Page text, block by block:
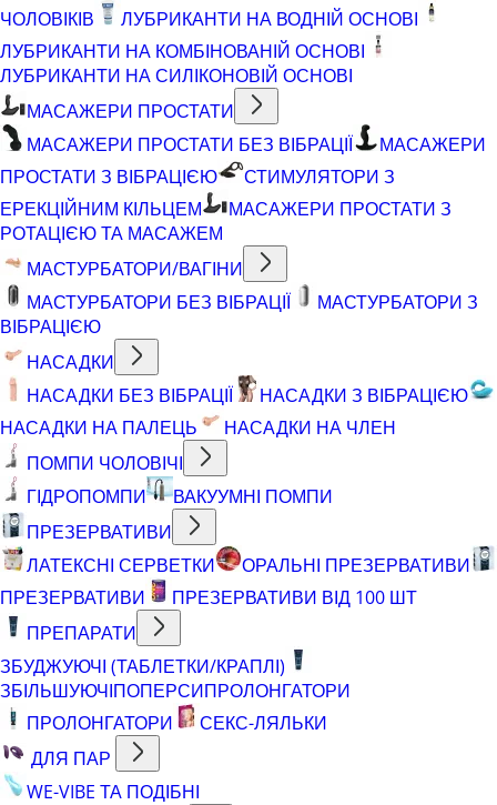
ЧОЛОВІКІВ
ЛУБРИКАНТИ НА ВОДНІЙ ОСНОВІ
ЛУБРИКАНТИ НА КОМБІНОВАНІЙ ОСНОВІ
ЛУБРИКАНТИ НА СИЛІКОНОВІЙ ОСНОВІ
МАСАЖЕРИ ПРОСТАТИ
МАСАЖЕРИ ПРОСТАТИ БЕЗ ВІБРАЦІЇ
МАСАЖЕРИ
ПРОСТАТИ З ВІБРАЦІЄЮ
СТИМУЛЯТОРИ З
ЕРЕКЦІЙНИМ КІЛЬЦЕМ
МАСАЖЕРИ ПРОСТАТИ З
РОТАЦІЄЮ ТА МАСАЖЕМ
МАСТУРБАТОРИ/ВАГІНИ
МАСТУРБАТОРИ БЕЗ ВІБРАЦІЇ
МАСТУРБАТОРИ З
ВІБРАЦІЄЮ
НАСАДКИ
НАСАДКИ БЕЗ ВІБРАЦІЇ
НАСАДКИ З ВІБРАЦІЄЮ
НАСАДКИ НА ПАЛЕЦЬ
НАСАДКИ НА ЧЛЕН
ПОМПИ ЧОЛОВІЧІ
ГІДРОПОМПИ
ВАКУУМНІ ПОМПИ
ПРЕЗЕРВАТИВИ
ЛАТЕКСНІ СЕРВЕТКИ
ОРАЛЬНІ ПРЕЗЕРВАТИВИ
ПРЕЗЕРВАТИВИ
ПРЕЗЕРВАТИВИ ВІД 100 ШТ
ПРЕПАРАТИ
ЗБУДЖУЮЧІ (ТАБЛЕТКИ/КРАПЛІ)
ЗБІЛЬШУЮЧІПОПЕРСИПРОЛОНГАТОРИ
ПРОЛОНГАТОРИ
СЕКС-ЛЯЛЬКИ
ДЛЯ ПАР
WE-VIBE ТА ПОДІБНІ